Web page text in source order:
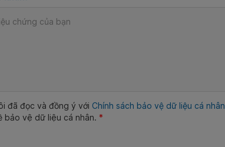
đã đọc và đồng ý với Chính sách bảo vệ dữ liệu cá
bảo vệ dữ liệu cá nhân. *